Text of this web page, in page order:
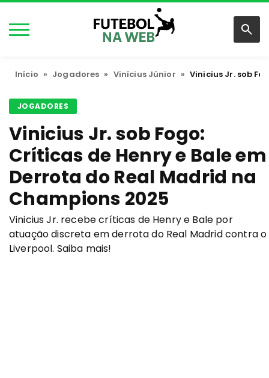
Início » Jogadores » Vinícius Júnior » Vinicius Jr. sob
JOGADORES
Vinicius Jr. sob Fogo:
Críticas de Henry e Bale em
Derrota do Real Madrid na
Champions 2025
Vinicius Jr. recebe críticas de Henry e Bale por
atuação discreta em derrota do Real Madrid contra o
Liverpool. Saiba mais!